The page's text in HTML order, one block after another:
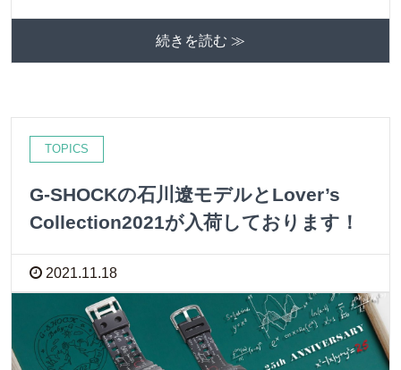
続きを読む ≫
TOPICS
G-SHOCKの石川遼モデルとLover’s
Collection2021が入荷しております！
2021.11.18